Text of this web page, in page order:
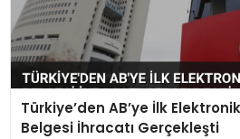
Türkiye’den AB’ye İlk
Belgesi İhracatı Gerçekleşti